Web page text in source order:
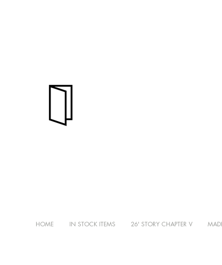
HOME IN STOCK ITEMS 26' STORY CHAPTER V